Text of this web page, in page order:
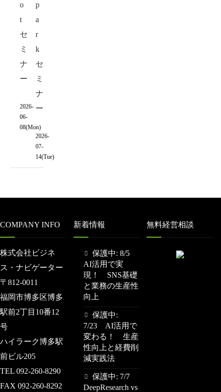
o
t
セ
ミ
ナ
ー
2026-
06-
08(Mon)
p
a
r
k
セ
ミ
ナ
ー
2026-
07-
14(Tue)
COMPANY INFO
株式会社ビジネ
ス・ナビゲーター
〒812-0011
福岡市博多区博多
駅前2丁目10番12
号
ハイラーク博多駅
前ビル205
TEL 092-260-8290
FAX 092-260-8292
新着情報
保護中: 8/5
AI活用で実
現！ SNS基礎
と業務の生産性
向上
保護中:
7/23 AI活用で
変わる！ 生産
性向上と経費削
減実践法
保護中: 7/7
DeepResearch vs
無料経営相談